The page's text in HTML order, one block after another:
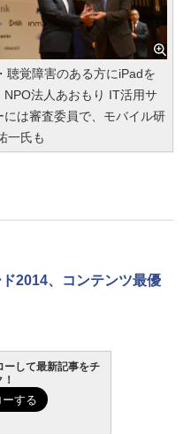
聴覚障害のある方にiPadを
法人あおもり IT活用サ
は審査委員で、モバイル研
一氏も
2014、コンテンツ最優
ーして最新記事をチ